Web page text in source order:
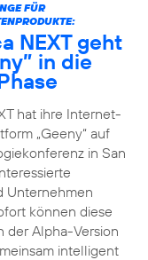
FÜR
NEXT geht
in die
hat ihre Internet-
„Geeny“ auf
in San
Unternehmen
können diese
der Alpha-Version
intelligent